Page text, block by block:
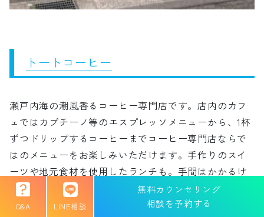
Q&A LINE相談
無料カウンセリング
相談を予約する
トートコーヒー
瀬戸内海の潮風香るコーヒー専門店です。店内のカフ
ェではカプチーノ等のエスプレッソメニューから、1杯
ずつドリップするコーヒーまでコーヒー専門店ならで
はのメニューをお楽しみいただけます。手作りのスイ
ーツや地元食材を使用したランチも。手間はかかるけ
どひとつひとつ丁寧に作ったものをご用意しておりま
す。